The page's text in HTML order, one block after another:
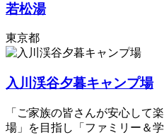
若松湯
東京都
入川渓谷夕暮キャンプ場
「ご家族の皆さんが安心して
場」を目指し「ファミリー＆